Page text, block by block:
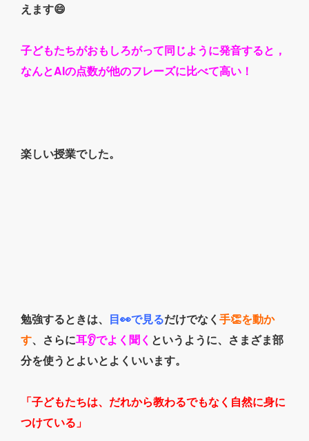
えます😄
子どもたちがおもしろがって同じように発音すると，
なんとAIの点数が他のフレーズに比べて高い！
楽しい授業でした。
勉強するときは、 目👀で見るだけでなく 手👏を動か
す、さらに耳👂でよく聞く というように、さまざま部
分を使うとよいとよくいいます。
「子どもたちは、だれから教わるでもなく自然に身に
つけている」